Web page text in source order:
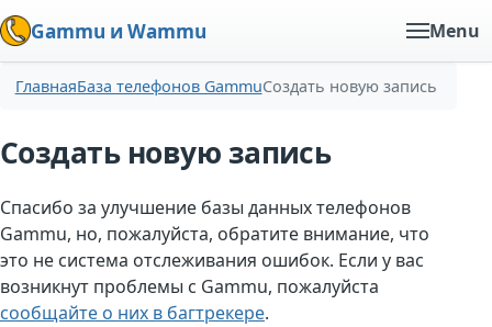
Gammu и Wammu Menu
ГлавнаяБаза телефонов GammuСоздать новую запись
Создать новую запись
Спасибо за улучшение базы данных телефонов
Gammu, но, пожалуйста, обратите внимание, что
это не система отслеживания ошибок. Если у вас
возникнут проблемы с Gammu, пожалуйста
сообщайте о них в багтрекере.